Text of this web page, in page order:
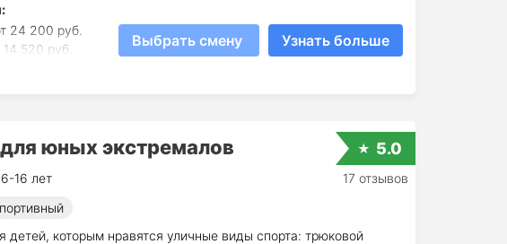
24 200 руб.
520 руб.
520 руб.
Выбрать смену Узнать больше
юных экстремалов
6-16 лет
детей, которым нравятся уличные виды спорта: трюковой
5.0
17 отзывов